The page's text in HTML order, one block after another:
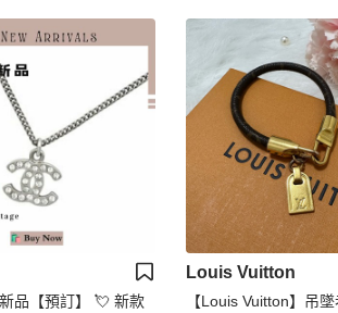
Louis Vuitton
【Louis Vuitton】吊